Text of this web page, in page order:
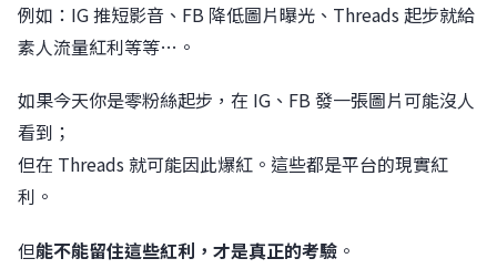
例如：IG 推短影音、FB 降低圖片曝光、Threads 起步就給
素人流量紅利等等…。
如果今天你是零粉絲起步，在 IG、FB 發一張圖片可能沒人
看到；
但在 Threads 就可能因此爆紅。這些都是平台的現實紅
利。
但能不能留住這些紅利，才是真正的考驗 。